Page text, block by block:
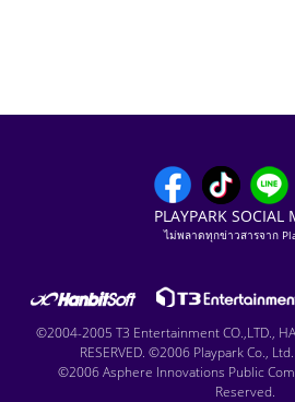
PLAYPARK SOCIAL
ไม่พลาดทุกข่าวสารจาก
©2004-2005 T3 Entertainment CO.,LTD.,
RESERVED. ©2006 Playpark Co.,
©2006 Asphere Innovations Public
Reserved.